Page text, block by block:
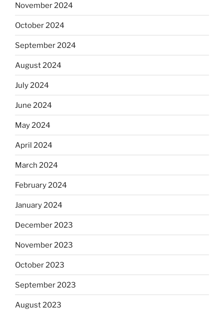
November 2024
October 2024
September 2024
August 2024
July 2024
June 2024
May 2024
April 2024
March 2024
February 2024
January 2024
December 2023
November 2023
October 2023
September 2023
August 2023